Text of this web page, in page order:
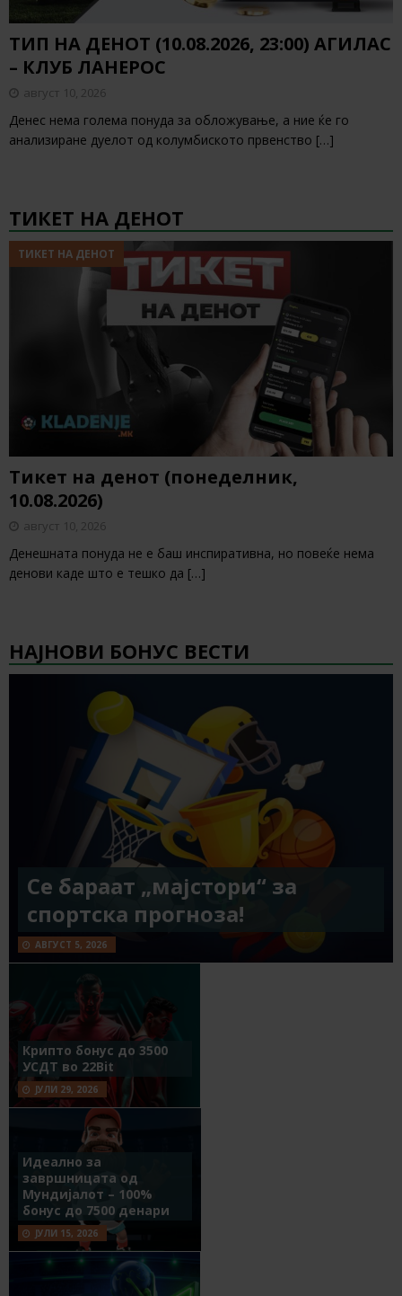
ТИП НА ДЕНОТ (10.08.2026, 23:00) АГИЛАС
– КЛУБ ЛАНЕРОС
август 10, 2026
Денес нема голема понуда за обложување, а ние ќе го
анализиране дуелот од колумбиското првенство […]
ТИКЕТ НА ДЕНОТ
ТИКЕТ НА ДЕНОТ
Тикет на денот (понеделник,
10.08.2026)
август 10, 2026
Денешната понуда не е баш инспиративна, но повеќе нема
денови каде што е тешко да […]
НАЈНОВИ БОНУС ВЕСТИ
Се бараат „мајстори“ за
спортска прогноза!
АВГУСТ 5, 2026
Крипто бонус до 3500
УСДТ во 22Bit
ЈУЛИ 29, 2026
Идеално за
завршницата од
Мундијалот – 100%
бонус до 7500 денари
ЈУЛИ 15, 2026